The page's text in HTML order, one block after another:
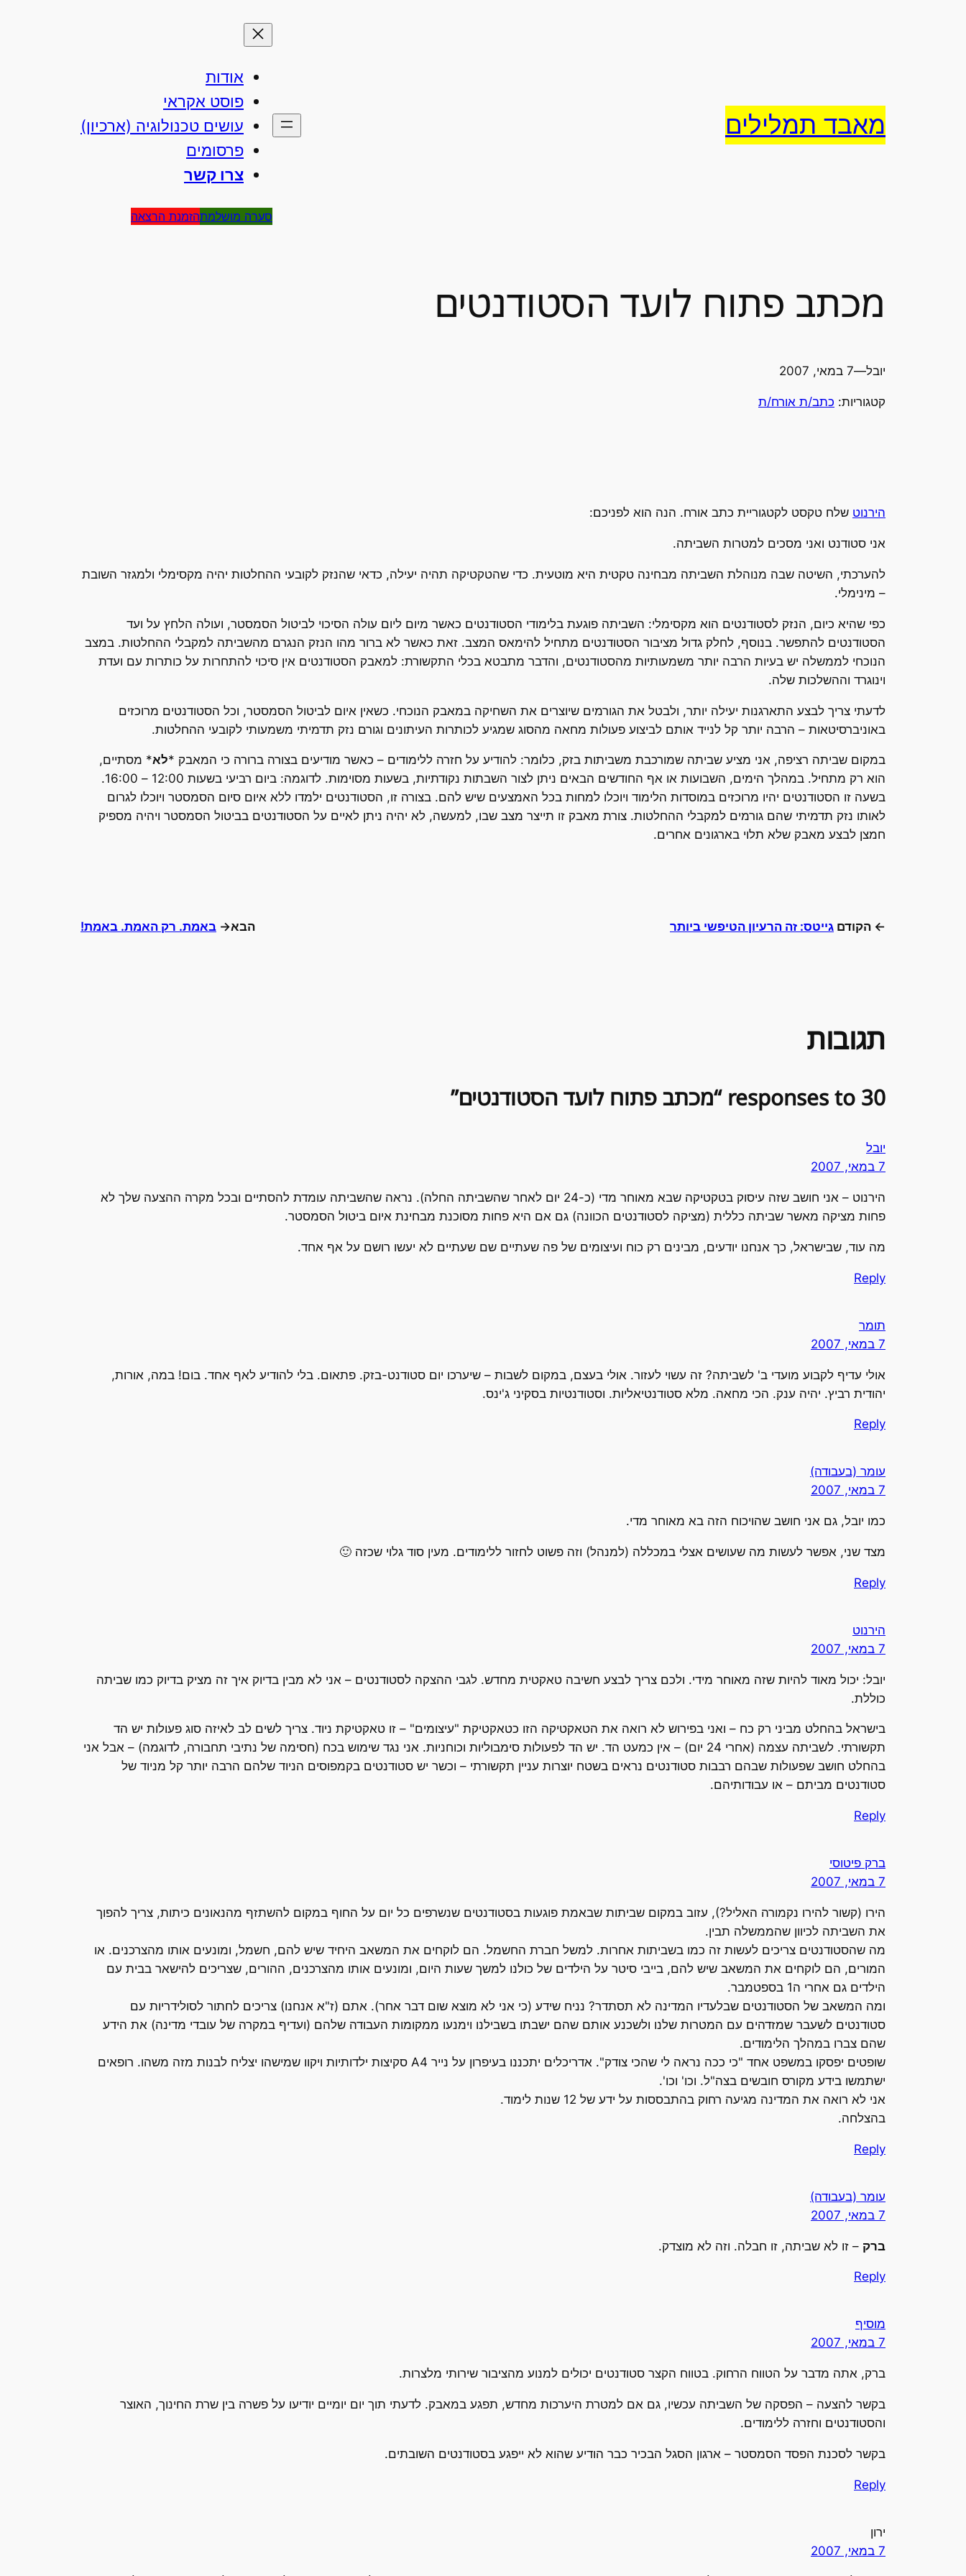
מאבד תמלילים
אודות
פוסט אקראי
עושים טכנולוגיה (ארכיון)
פרסומים
צרו קשר
סערה מושלמתהזמנת הרצאה
מכתב פתוח לועד הסטודנטים
יובל—7 במאי, 2007
קטגוריות: כתב/ת אורח/ת
הירנוט שלח טקסט לקטגוריית כתב אורח. הנה הוא לפניכם:
אני סטודנט ואני מסכים למטרות השביתה.
להערכתי, השיטה שבה מנוהלת השביתה מבחינה טקטית היא מוטעית. כדי שהטקטיקה תהיה יעילה, כדאי שהנזק לקובעי ההחלטות יהיה מקסימלי ולמגזר השובת
– מינימלי.
כפי שהיא כיום, הנזק לסטודנטים הוא מקסימלי: השביתה פוגעת בלימודי הסטודנטים כאשר מיום ליום עולה הסיכוי לביטול הסמסטר, ועולה הלחץ על ועד
הסטודנטים להתפשר. בנוסף, לחלק גדול מציבור הסטודנטים מתחיל להימאס המצב. זאת כאשר לא ברור מהו הנזק הנגרם מהשביתה למקבלי ההחלטות. במצב
הנוכחי לממשלה יש בעיות הרבה יותר משמעותיות מהסטודנטים, והדבר מתבטא בכלי התקשורת: למאבק הסטודנטים אין סיכוי להתחרות על כותרות עם ועדת
וינוגרד וההשלכות שלה.
לדעתי צריך לבצע התארגנות יעילה יותר, ולבטל את הגורמים שיוצרים את השחיקה במאבק הנוכחי. כשאין איום לביטול הסמסטר, וכל הסטודנטים מרוכזים
באוניברסיטאות – הרבה יותר קל לנייד אותם לביצוע פעולות מחאה מהסוג שמגיע לכותרות העיתונים וגורם נזק תדמיתי משמעותי לקובעי ההחלטות.
במקום שביתה רציפה, אני מציע שביתה שמורכבת משביתות בזק, כלומר: להודיע על חזרה ללימודים – כאשר מודיעים בצורה ברורה כי המאבק *לא* מסתיים,
הוא רק מתחיל. במהלך הימים, השבועות או אף החודשים הבאים ניתן לצור השבתות נקודתיות, בשעות מסוימות. לדוגמה: ביום רביעי בשעות 12:00 – 16:00.
בשעה זו הסטודנטים יהיו מרוכזים במוסדות הלימוד ויוכלו למחות בכל האמצעים שיש להם. בצורה זו, הסטודנטים ילמדו ללא איום סיום הסמסטר ויוכלו לגרום
לאותו נזק תדמיתי שהם גורמים למקבלי ההחלטות. צורת מאבק זו תייצר מצב שבו, למעשה, לא יהיה ניתן לאיים על הסטודנטים בביטול הסמסטר ויהיה מספיק
חמצן לבצע מאבק שלא תלוי בארגונים אחרים.
← הקודם גייטס: זה הרעיון הטיפשי ביותר הבא→ באמת. רק האמת. באמת!
תגובות
30 responses to “מכתב פתוח לועד הסטודנטים”
יובל
7 במאי, 2007
הירנוט – אני חושב שזה עיסוק בטקטיקה שבא מאוחר מדי (כ-24 יום לאחר שהשביתה החלה). נראה שהשביתה עומדת להסתיים ובכל מקרה ההצעה שלך לא
פחות מציקה מאשר שביתה כללית (מציקה לסטודנטים הכוונה) גם אם היא פחות מסוכנת מבחינת איום ביטול הסמסטר.
מה עוד, שבישראל, כך אנחנו יודעים, מבינים רק כוח ועיצומים של פה שעתיים שם שעתיים לא יעשו רושם על אף אחד.
Reply
תומר
7 במאי, 2007
אולי עדיף לקבוע מועדי ב' לשביתה? זה עשוי לעזור. אולי בעצם, במקום לשבות – שיערכו יום סטודנט-בזק. פתאום. בלי להודיע לאף אחד. בום! במה, אורות,
יהודית רביץ. יהיה ענק. הכי מחאה. מלא סטודנטיאליות. וסטודנטיות בסקיני ג'ינס.
Reply
עומר (בעבודה)
7 במאי, 2007
כמו יובל, גם אני חושב שהויכוח הזה בא מאוחר מדי.
מצד שני, אפשר לעשות מה שעושים אצלי במכללה (למנהל) וזה פשוט לחזור ללימודים. מעין סוד גלוי שכזה 🙂
Reply
הירנוט
7 במאי, 2007
יובל: יכול מאוד להיות שזה מאוחר מידי. ולכם צריך לבצע חשיבה טאקטית מחדש. לגבי ההצקה לסטודנטים – אני לא מבין בדיוק איך זה מציק בדיוק כמו שביתה
כוללת.
בישראל בהחלט מביני רק כח – ואני בפירוש לא רואה את הטאקטיקה הזו כטאקטיקת "עיצומים" – זו טאקטיקת ניוד. צריך לשים לב לאיזה סוג פעולות יש הד
תקשורתי. לשביתה עצמה (אחרי 24 יום) – אין כמעט הד. יש הד לפעולות סימבוליות וכוחניות. אני נגד שימוש בכח (חסימה של נתיבי תחבורה, לדוגמה) – אבל אני
בהחלט חושב שפעולות שבהם רבבות סטודנטים נראים בשטח יוצרות עניין תקשורתי – וכשר יש סטודנטים בקמפוסים הניוד שלהם הרבה יותר קל מניוד של
סטודנטים מביתם – או עבודותיהם.
Reply
ברק פיטוסי
7 במאי, 2007
הירו (קשור להירו נקמורה האליל?), עזוב במקום שביתות שבאמת פוגעות בסטודנטים שנשרפים כל יום על החוף במקום להשתזף מהנאונים כיתות, צריך להפוך
את השביתה לכיוון שהממשלה תבין.
מה שהסטודנטים צריכים לעשות זה כמו בשביתות אחרות. למשל חברת החשמל. הם לוקחים את המשאב היחיד שיש להם, חשמל, ומונעים אותו מהצרכנים. או
המורים, הם לוקחים את המשאב שיש להם, בייבי סיטר על הילדים של כולנו למשך שעות היום, ומונעים אותו מהצרכנים, ההורים, שצריכים להישאר בבית עם
הילדים גם אחרי ה1 בספטמבר.
ומה המשאב של הסטודנטים שבלעדיו המדינה לא תסתדר? נניח שידע (כי אני לא מוצא שום דבר אחר). אתם (ז"א אנחנו) צריכים לחתור לסולידריות עם
סטודנטים לשעבר שמזדהים עם המטרות שלנו ולשכנע אותם שהם ישבתו בשבילנו וימנעו ממקומות העבודה שלהם (ועדיף במקרה של עובדי מדינה) את הידע
שהם צברו במהלך הלימודים.
שופטים יפסקו במשפט אחד "כי ככה נראה לי שהכי צודק". אדריכלים יתכננו בעיפרון על נייר A4 סקיצות ילדותיות ויקוו שמישהו יצליח לבנות מזה משהו. רופאים
ישתמשו בידע מקורס חובשים בצה"ל. וכו' וכו'.
אני לא רואה את המדינה מגיעה רחוק בהתבססות על ידע של 12 שנות לימוד.
בהצלחה.
Reply
עומר (בעבודה)
7 במאי, 2007
ברק – זו לא שביתה, זו חבלה. וזה לא מוצדק.
Reply
מוסיף
7 במאי, 2007
ברק, אתה מדבר על הטווח הרחוק. בטווח הקצר סטודנטים יכולים למנוע מהציבור שירותי מלצרות.
בקשר להצעה – הפסקה של השביתה עכשיו, גם אם למטרת היערכות מחדש, תפגע במאבק. לדעתי תוך יום יומיים יודיעו על פשרה בין שרת החינוך, האוצר
והסטודנטים וחזרה ללימודים.
בקשר לסכנת הפסד הסמסטר – ארגון הסגל הבכיר כבר הודיע שהוא לא ייפגע בסטודנטים השובתים.
Reply
ירון
7 במאי, 2007